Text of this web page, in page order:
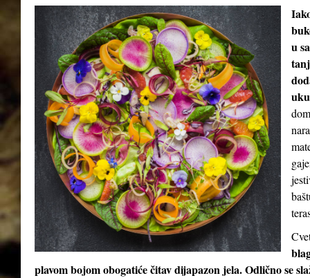
u
plavom bojom obogatiće čitav dijapazon jela. Odlično se